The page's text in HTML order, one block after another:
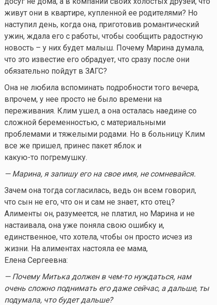
живут они в квартире, купленной ее родителями? Но
наступил день, когда она, приготовив романтический
ужин, ждала его с работы, чтобы сообщить радостную
новость – у них будет малыш. Почему Марина думала,
что это известие его обрадует, что сразу после они
обязательно пойдут в ЗАГС?
Она не любила вспоминать подробности того вечера,
впрочем, у нее просто не было времени на
переживания. Клим ушел, а она осталась наедине со
сложной беременностью, с материальными
проблемами и тяжелыми родами. Но в больницу Клим
все же пришел, принес пакет яблок и
какую-то погремушку.
— Марина, я запишу его на свое имя, не сомневайся.
Зачем она тогда согласилась, ведь он всем говорил,
что сын не его, что он и сам не знает, кто отец?
Алименты он, разумеется, не платил, но Марина и не
настаивала, она уже поняла свою ошибку и,
единственное, что хотела, чтобы он просто исчез из
жизни. На алиментах настояла ее мама,
Елена Сергеевна:
— Почему Митька должен в чем-тонуждаться, нам
очень сложно поднимать его даже сейчас, а дальше, ты
подумала, что будет дальше?